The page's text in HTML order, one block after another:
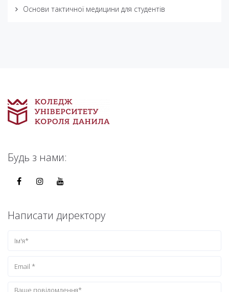
Основи тактичної медицини для студентів
Будь з нами:
Написати директору